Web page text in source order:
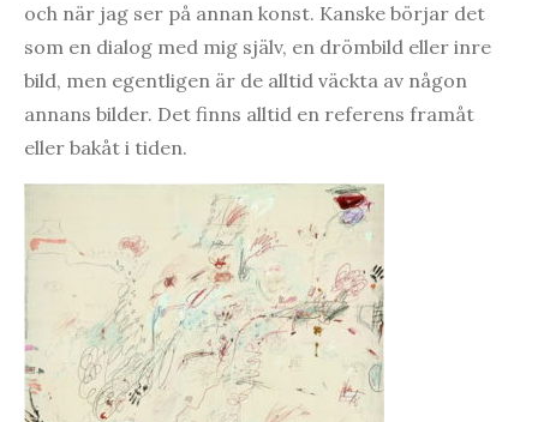
och när jag ser på annan konst. Kanske börjar det
som en dialog med mig själv, en drömbild eller inre
bild, men egentligen är de alltid väckta av någon
annans bilder. Det finns alltid en referens framåt
eller bakåt i tiden.